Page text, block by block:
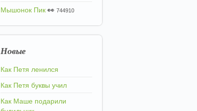
Мышонок Пик 👀 744910
Новые
Как Петя ленился
Как Петя буквы учил
Как Маше подарили